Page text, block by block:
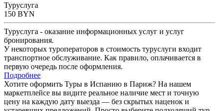
Туруслуга
150 BYN
Туруслуга - оказание информационных услуг и услуг
бронирования.
У некоторых туроператоров в стоимость туруслуги входит
транспортное обслуживание. Как правило, оплачивается в
первую очередь после оформления.
Подробнее
Хотите оформить Туры в Испанию в Париж? На нашем
маркетплейсе вы видите реальное наличие мест и точную
цену на каждую дату выезда — без скрытых наценок и